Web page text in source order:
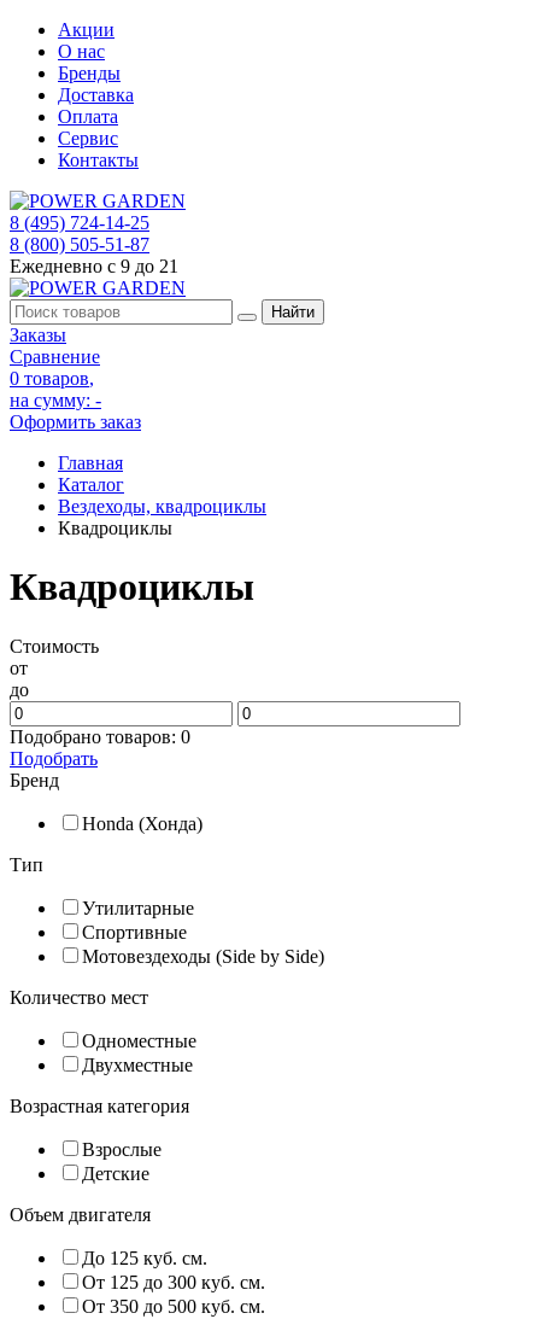
Акции
О нас
Бренды
Доставка
Оплата
Сервис
Контакты
8 (495) 724-14-25
8 (800) 505-51-87
Ежедневно с 9 до 21
Заказы
Сравнение
0 товаров,
на сумму: -
Оформить заказ
Главная
Каталог
Вездеходы, квадроциклы
Квадроциклы
Квадроциклы
Стоимость
от
до
Подобрано товаров: 0
Подобрать
Бренд
Honda (Хонда)
Тип
Утилитарные
Спортивные
Мотовездеходы (Side by Side)
Количество мест
Одноместные
Двухместные
Возрастная категория
Взрослые
Детские
Объем двигателя
До 125 куб. см.
От 125 до 300 куб. см.
От 350 до 500 куб. см.